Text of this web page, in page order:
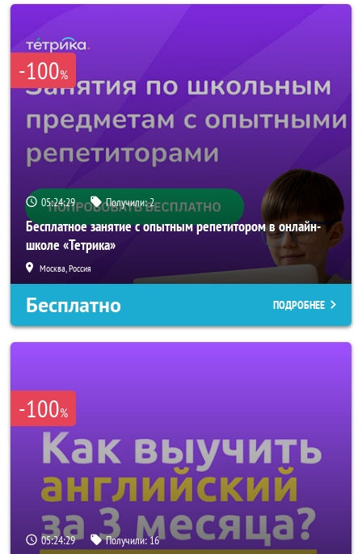
-100%
05:24:25 Получили:2
Бесплатное занятие с опытным репетитором в онлайн-
школе «Тетрика»
Москва, Россия
Бесплатно ПОДРОБНЕЕ
-100%
05:24:25 Получили:16